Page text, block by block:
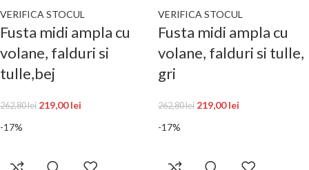
VERIFICA STOCUL
Fusta midi ampla cu
volane, falduri si
tulle,bej
262,80lei 219,00lei
VERIFICA STOCUL
Fusta midi ampla cu
volane, falduri si tulle,
gri
262,80lei 219,00lei
-17% -17%